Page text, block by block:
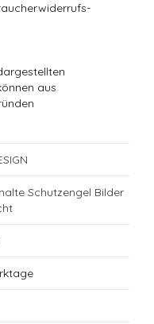
aus
Schutzengel Bilder